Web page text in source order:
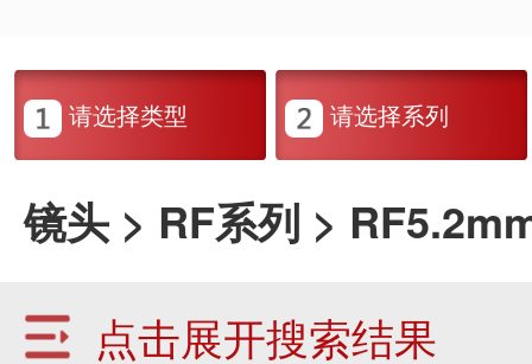
请选择类型 请选择系列
镜头 > RF系列 >
点击展开搜索结果